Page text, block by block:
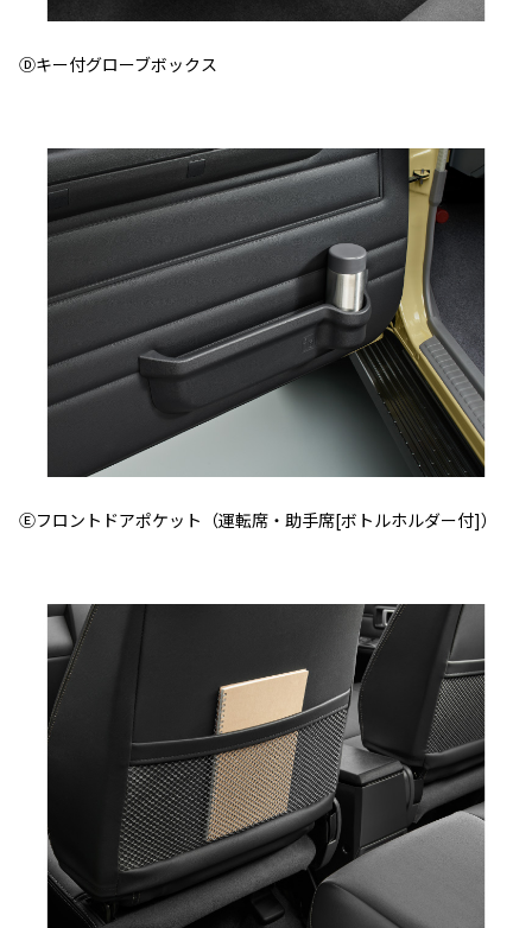
Ⓓキー付グローブボックス
Ⓔフロントドアポケット（運転席・助手席[ボトルホルダー付]）